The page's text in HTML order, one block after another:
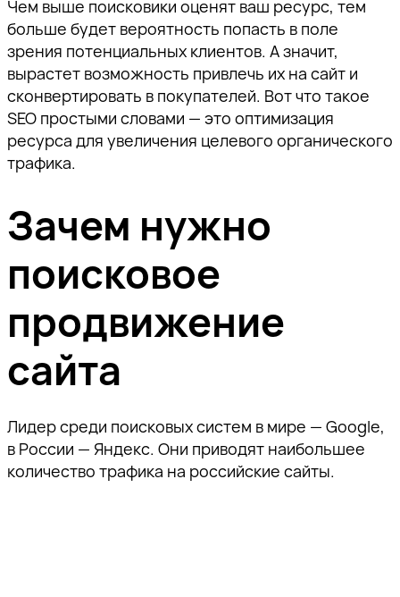
Чем выше поисковики оценят ваш ресурс, тем
больше будет вероятность попасть в поле
зрения потенциальных клиентов. А значит,
вырастет возможность привлечь их на сайт и
сконвертировать в покупателей. Вот что такое
SEO простыми словами — это оптимизация
ресурса для увеличения целевого органического
трафика.
Зачем нужно
поисковое
продвижение
сайта
Лидер среди поисковых систем в мире — Google,
в России — Яндекс. Они приводят наибольшее
количество трафика на российские сайты.